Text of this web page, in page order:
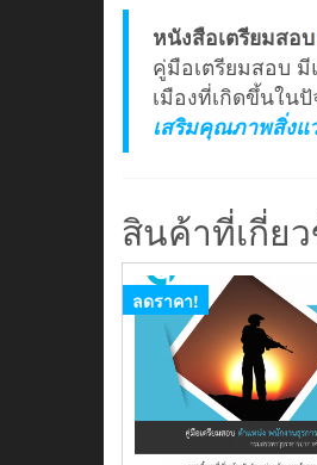
หนังสือเตรียมสอบ
คู่มือเตรียมสอบ
เมืองที่เกิดขึ้นใน
เสริมคุณภาพสิ่งแ
สินค้าที่เกี่ย
ลดราคา!